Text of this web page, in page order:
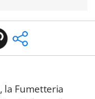
la Fumetteria